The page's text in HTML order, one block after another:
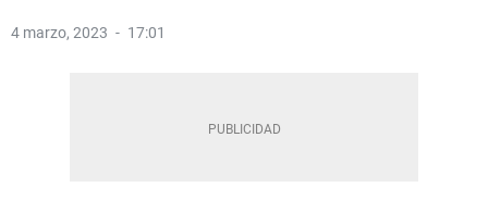
4 marzo, 2023 17:01